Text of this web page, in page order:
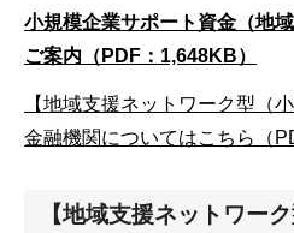
小規模企業サポート資金（地
ご案内（PDF：1,648KB）
【地域支援ネットワーク型（
金融機関についてはこちら（
【地域支援ネットワー